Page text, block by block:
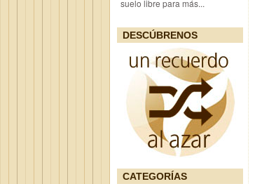
suelo libre para más...
DESCÚBRENOS
CATEGORÍAS